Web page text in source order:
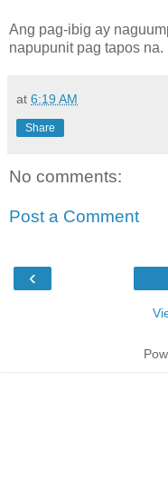
Ang pag-ibig ay
napupunit pag tapos na.
at 6:19 AM
Share
No comments:
Post a Comment
‹